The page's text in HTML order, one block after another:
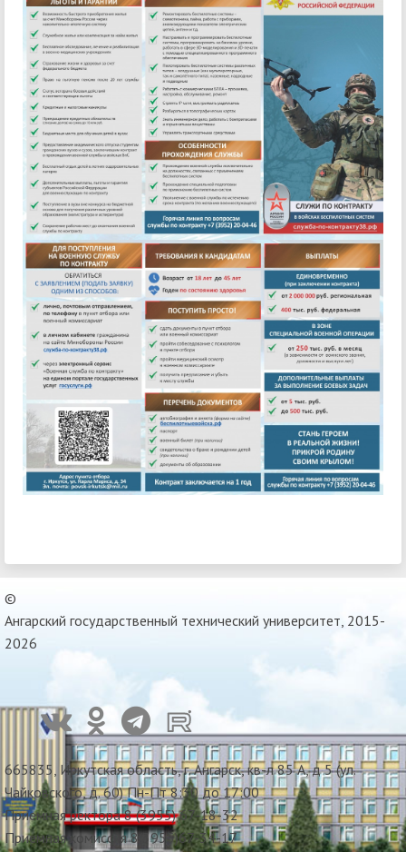
©
Ангарский государственный технический университет, 2015-
2026
665835, Иркутская область, г. Ангарск, кв-л 85 А, д 5 (ул.
Чайковского, д. 60) Пн-Пт 8:30 до 17:00
Приемная ректора 8 (3955) 67-18-32
Приемная комиссия 8(3955)67-34-17